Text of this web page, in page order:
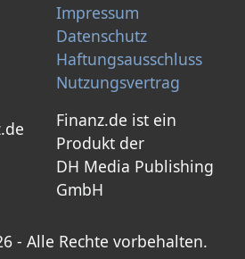
Impressum
Datenschutz
Haftungsausschluss
Nutzungsvertrag
Finanz.de ist ein
Produkt der
DH Media Publishing
GmbH
- Alle Rechte vorbehalten.